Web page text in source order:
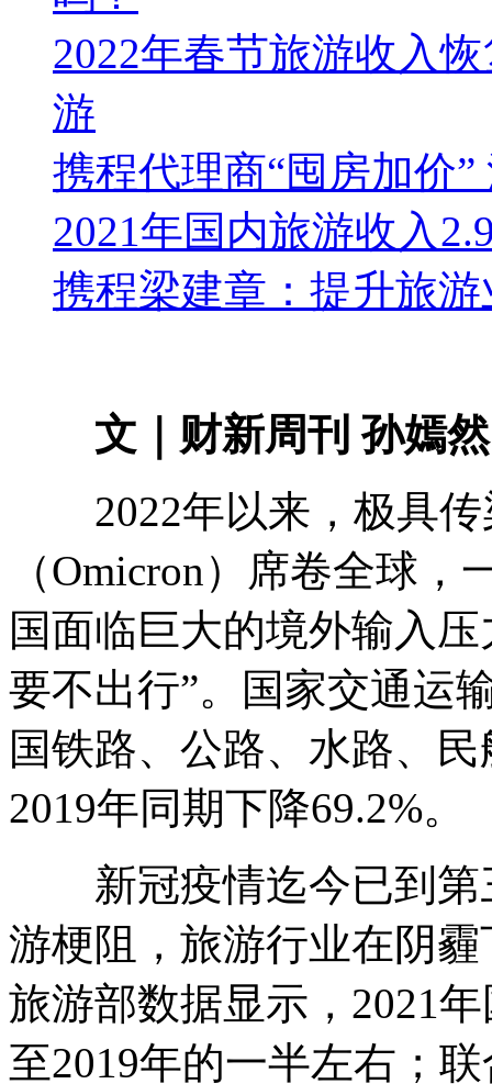
2022年春节旅游收入
游
携程代理商“囤房加价
2021年国内旅游收入
携程梁建章：提升旅
文｜财新周刊 孙嫣
2022年以来，极具传
（Omicron）席卷全球
国面临巨大的境外输入
要不出行”。国家交通运
国铁路、公路、水路、
2019年同期下降69.2%。
新冠疫情迄今已到第
游梗阻，旅游行业在阴
旅游部数据显示，2021
至2019年的一半左右；